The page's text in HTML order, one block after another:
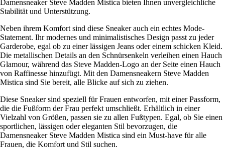
Damensneaker Steve Madden Mistica bieten Ihnen unvergleichliche
Stabilität und Unterstützung.
Neben ihrem Komfort sind diese Sneaker auch ein echtes Mode-
Statement. Ihr modernes und minimalistisches Design passt zu jeder
Garderobe, egal ob zu einer lässigen Jeans oder einem schicken Kleid.
Die metallischen Details an den Schnürsenkeln verleihen einen Hauch
Glamour, während das Steve Madden-Logo an der Seite einen Hauch
von Raffinesse hinzufügt. Mit den Damensneakern Steve Madden
Mistica sind Sie bereit, alle Blicke auf sich zu ziehen.
Diese Sneaker sind speziell für Frauen entworfen, mit einer Passform,
die die Fußform der Frau perfekt umschließt. Erhältlich in einer
Vielzahl von Größen, passen sie zu allen Fußtypen. Egal, ob Sie einen
sportlichen, lässigen oder eleganten Stil bevorzugen, die
Damensneaker Steve Madden Mistica sind ein Must-have für alle
Frauen, die Komfort und Stil suchen.